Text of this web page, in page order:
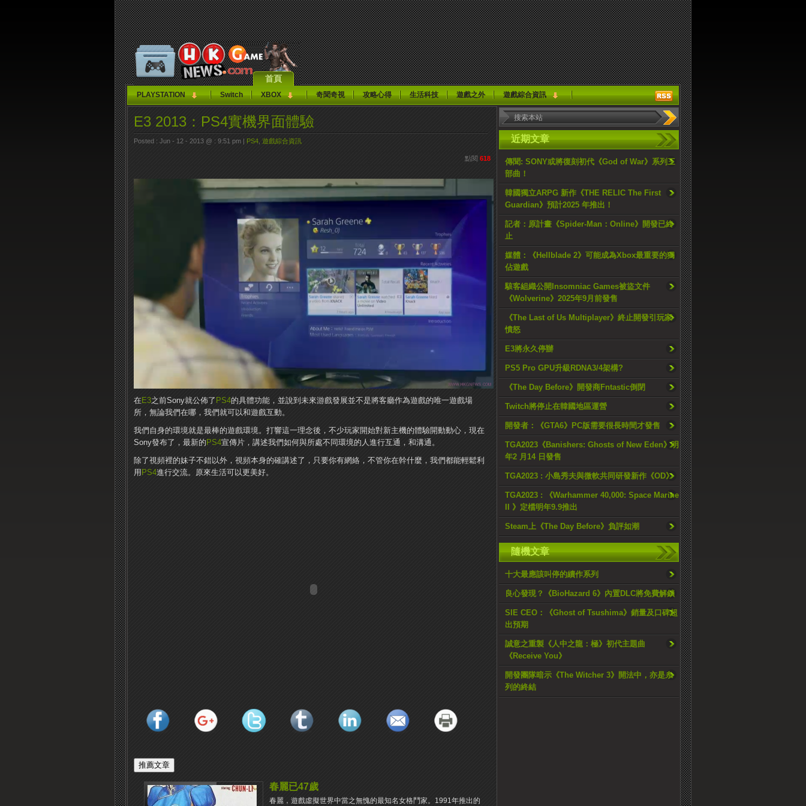
首頁
PLAYSTATION Switch XBOX 奇聞奇視 攻略心得 生活科技 遊戲之外 遊戲綜合資訊
近期文章
傳聞: SONY或將復刻初代《God of War》系列三
部曲！
韓國獨立ARPG 新作《THE RELIC The First
Guardian》預計2025 年推出！
記者：原計畫《Spider-Man：Online》開發已終
止
媒體：《Hellblade 2》可能成為Xbox最重要的獨
佔遊戲
駭客組織公開Insomniac Games被盜文件
《Wolverine》2025年9月前發售
《The Last of Us Multiplayer》終止開發引玩家
憤怒
E3將永久停辦
PS5 Pro GPU升級RDNA3/4架構?
《The Day Before》開發商Fntastic倒閉
Twitch將停止在韓國地區運營
開發者：《GTA6》PC版需要很長時間才發售
TGA2023《Banishers: Ghosts of New Eden》明
年2 月14 日發售
TGA2023 : 小島秀夫與微軟共同研發新作《OD》
TGA2023 : 《Warhammer 40,000: Space Marine
II 》定檔明年9.9推出
Steam上《The Day Before》負評如潮
隨機文章
十大最應該叫停的續作系列
良心發現？《BioHazard 6》內置DLC將免費解鎖
SIE CEO：《Ghost of Tsushima》銷量及口碑超
出預期
誠意之重製《人中之龍：極》初代主題曲
《Receive You》
開發團隊暗示《The Witcher 3》開法中，亦是糸
列的終結
E3 2013：PS4實機界面體驗
Posted : Jun - 12 - 2013 @ : 9:51 pm | PS4 遊戲綜合資訊
點閱 618
在 E3之前Sony就公佈了 PS4的具體功能，並說到未來游戲發展並不是將客廳作為遊戲的唯一遊戲場
所，無論我們在哪，我們就可以和遊戲互動。
我們自身的環境就是最棒的遊戲環境。打響這一理念後，不少玩家開始對新主機的體驗開動動心，現在
Sony發布了，最新的 PS4宣傳片，講述我們如何與所處不同環境的人進行互通，和溝通。
除了視頻裡的妹子不錯以外，視頻本身的確講述了，只要你有網絡，不管你在幹什麼，我們都能輕鬆利
用 PS4進行交流。原來生活可以更美好。
春麗已47歲
春麗，遊戲虛擬世界中當之無愧的最知名女格鬥家。1991年推出的